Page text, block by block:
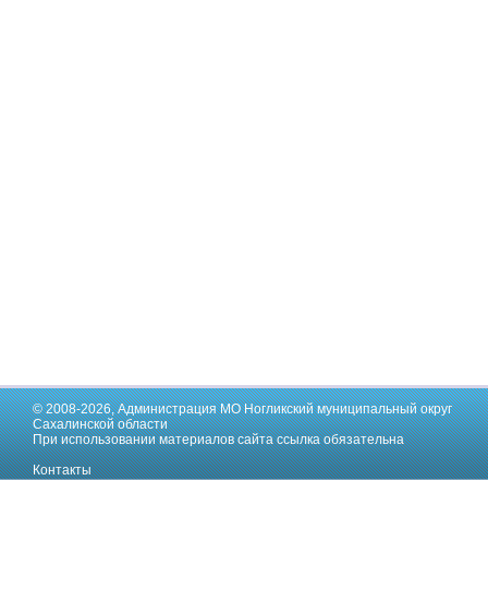
© 2008-2026,Администрация МО Ногликский муниципальный округ
Сахалинской области
При использовании материалов сайта ссылка обязательна
Контакты